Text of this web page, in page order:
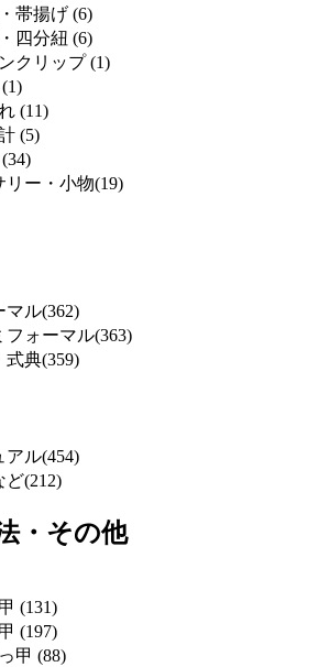
帯揚げ (6)
四分紐 (6)
クリップ (1)
(11)
(5)
リー・小物(19)
ル(362)
ォーマル(363)
典(359)
ル(454)
ど(212)
・その他
(131)
(197)
甲 (88)